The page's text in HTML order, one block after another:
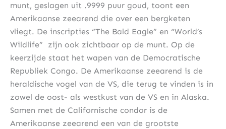
munt, geslagen uit .9999 puur goud, toont een
Amerikaanse zeearend die over een bergketen
vliegt. De inscripties “The Bald Eagle” en “World’s
Wildlife” zijn ook zichtbaar op de munt. Op de
keerzijde staat het wapen van de Democratische
Republiek Congo. De Amerikaanse zeearend is de
heraldische vogel van de VS, die terug te vinden is in
zowel de oost- als westkust van de VS en in Alaska.
Samen met de Californische condor is de
Amerikaanse zeearend een van de grootste